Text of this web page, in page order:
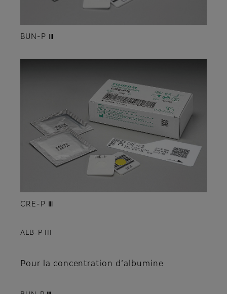
BUN-P Ⅲ
CRE-P Ⅲ
ALB-P III
Pour la concentration d’albumine